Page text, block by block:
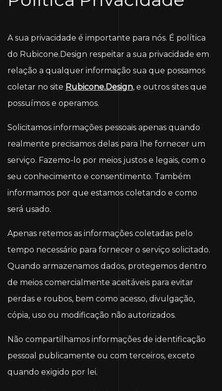
A sua privacidade é importante para nós. É política
do Rubicone.Design respeitar a sua privacidade em
relação a qualquer informação sua que possamos
coletar no site Rubicone.Design, e outros sites que
possuímos e operamos.
Solicitamos informações pessoais apenas quando
realmente precisamos delas para lhe fornecer um
serviço. Fazemo-lo por meios justos e legais, com o
seu conhecimento e consentimento. Também
informamos por que estamos coletando e como
será usado.
Apenas retemos as informações coletadas pelo
tempo necessário para fornecer o serviço solicitado.
Quando armazenamos dados, protegemos dentro
de meios comercialmente aceitáveis ​​para evitar
perdas e roubos, bem como acesso, divulgação,
cópia, uso ou modificação não autorizados.
Não compartilhamos informações de identificação
pessoal publicamente ou com terceiros, exceto
quando exigido por lei.